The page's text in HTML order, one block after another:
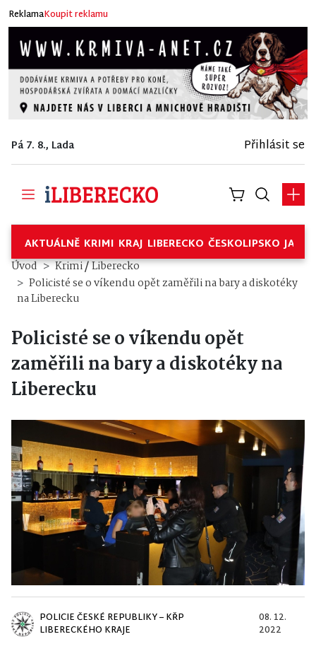
ReklamaKoupit reklamu
Pá 7. 8., Lada Přihlásit se
AKTUÁLNĚ KRIMI KRAJ LIBERECKO ČESKOLIPSKO
Úvod Krimi/Liberecko
Policisté se o víkendu opět zaměřili na bary a diskotéky
na Liberecku
Policisté se o víkendu opět
zaměřili na bary a diskotéky na
Liberecku
POLICIE ČESKÉ REPUBLIKY – KŘP
LIBERECKÉHO KRAJE
08. 12.
2022